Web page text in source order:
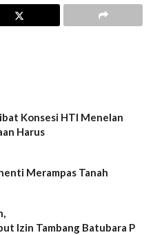
Konsesi HTI Menelan
Harus
Merampas Tanah
Izin Tambang Batubara P